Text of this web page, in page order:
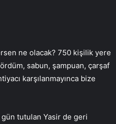
ne olacak? 750 kişilik yere
sabun, şampuan, çarşaf
karşılanmayınca bize
tutulan Yasir de geri